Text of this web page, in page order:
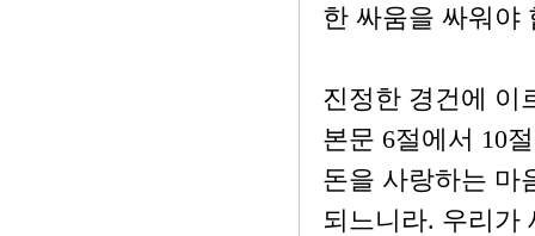
한 싸움을 싸워
진정한 경건에 이
본문 6절에서 10
돈을 사랑하는 마
되느니라. 우리가